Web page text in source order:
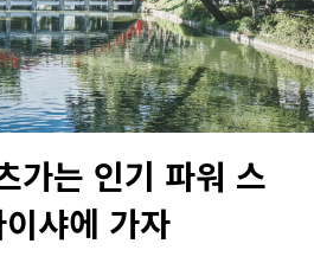
가는 인기 파워 스
샤에 가자